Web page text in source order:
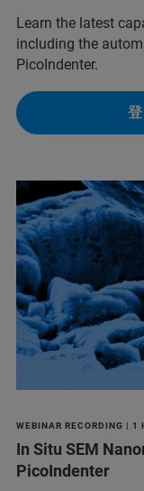
Learn the latest
including the
PicoIndenter.
WEBINAR RECORDING | 1
In Situ SEM
PicoIndenter